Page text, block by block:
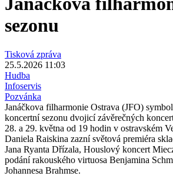
sezonu
Tisková zpráva
25.5.2026 11:03
Hudba
Infoservis
Pozvánka
Janáčkova filharmonie Ostrava (JFO)
koncertní sezonu dvojicí závěrečných
28. a 29. května od 19 hodin v ostravském
Daniela Raiskina zazní světová premiéra
Jana Ryanta Dřízala, Houslový koncert
podání rakouského virtuosa Benjamina
Johannesa Brahmse.